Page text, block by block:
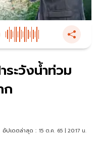
ะวังน้ำท่วม
ก
อัปเดตล่าสุด : 15 ต.ค. 65 | 20:17 น.